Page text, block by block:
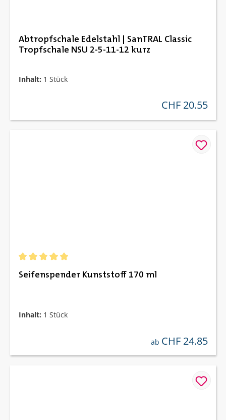
Abtropfschale Edelstahl | SanTRAL Classic
Tropfschale NSU 2-5-11-12 kurz
Inhalt: 1 Stück
regulärer preis:
CHF 20.55
Seifenspender Kunststoff 170 ml
Inhalt: 1 Stück
regulärer preis:
ab CHF 24.85